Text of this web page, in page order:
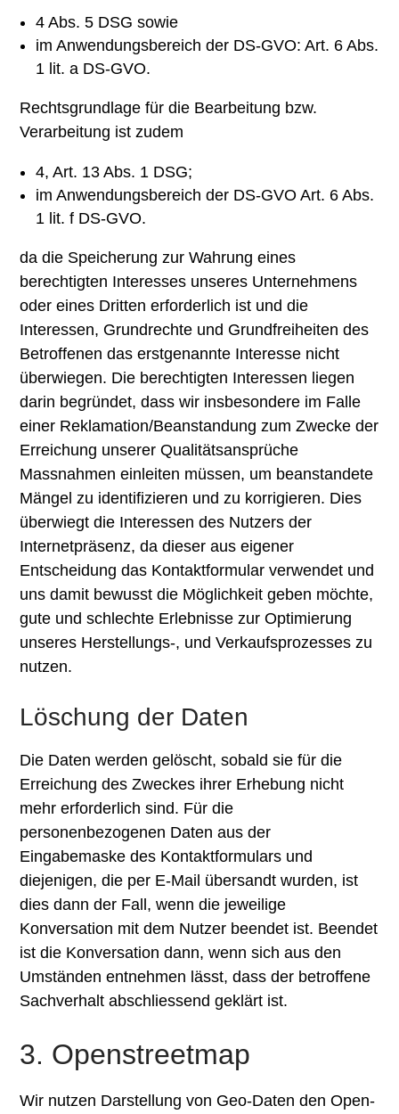
4 Abs. 5 DSG sowie
im Anwendungsbereich der DS-GVO: Art. 6 Abs.
1 lit. a DS-GVO.
Rechtsgrundlage für die Bearbeitung bzw.
Verarbeitung ist zudem
4, Art. 13 Abs. 1 DSG;
im Anwendungsbereich der DS-GVO Art. 6 Abs.
1 lit. f DS-GVO.
da die Speicherung zur Wahrung eines
berechtigten Interesses unseres Unternehmens
oder eines Dritten erforderlich ist und die
Interessen, Grundrechte und Grundfreiheiten des
Betroffenen das erstgenannte Interesse nicht
überwiegen. Die berechtigten Interessen liegen
darin begründet, dass wir insbesondere im Falle
einer Reklamation/Beanstandung zum Zwecke der
Erreichung unserer Qualitätsansprüche
Massnahmen einleiten müssen, um beanstandete
Mängel zu identifizieren und zu korrigieren. Dies
überwiegt die Interessen des Nutzers der
Internetpräsenz, da dieser aus eigener
Entscheidung das Kontaktformular verwendet und
uns damit bewusst die Möglichkeit geben möchte,
gute und schlechte Erlebnisse zur Optimierung
unseres Herstellungs-, und Verkaufsprozesses zu
nutzen.
Löschung der Daten
Die Daten werden gelöscht, sobald sie für die
Erreichung des Zweckes ihrer Erhebung nicht
mehr erforderlich sind. Für die
personenbezogenen Daten aus der
Eingabemaske des Kontaktformulars und
diejenigen, die per E-Mail übersandt wurden, ist
dies dann der Fall, wenn die jeweilige
Konversation mit dem Nutzer beendet ist. Beendet
ist die Konversation dann, wenn sich aus den
Umständen entnehmen lässt, dass der betroffene
Sachverhalt abschliessend geklärt ist.
3. Openstreetmap
Wir nutzen Darstellung von Geo-Daten den Open-